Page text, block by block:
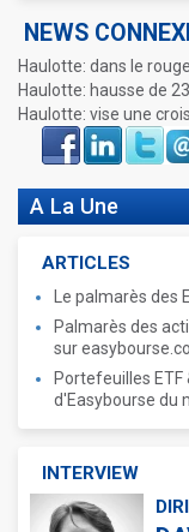
NEWS
Haulotte: dans le
Haulotte: hausse de
Haulotte: vise une
Face
book
LinkIn Twitter
A La Une
ARTICLES
Le palmarès des
Palmarès des
sur
Portefeuilles ETF
d'Easybourse du
INTERVIEW